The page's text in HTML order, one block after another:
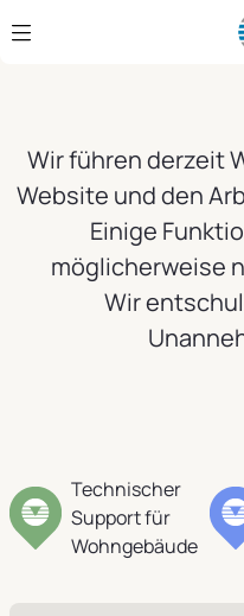
Zum Hauptinhalt springen
Wir führen derzeit
Website und den
Einige
möglicherweise
Wir
Technischer
Support für
Wohngebäude